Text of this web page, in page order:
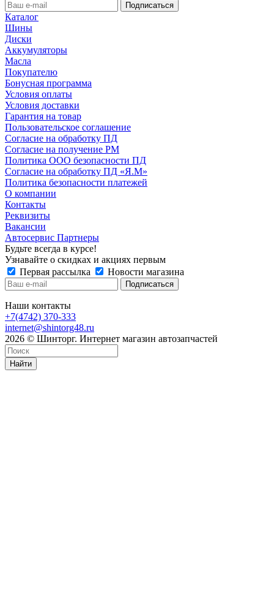
Каталог
Шины
Диски
Аккумуляторы
Масла
Покупателю
Бонусная программа
Условия оплаты
Условия доставки
Гарантия на товар
Пользовательское соглашение
Согласие на обработку ПД
Согласие на получение РМ
Политика ООО безопасности ПД
Согласие на обработку ПД «Я.М»
Политика безопасности платежей
О компании
Контакты
Реквизиты
Вакансии
Автосервис Партнеры
Будьте всегда в курсе!
Узнавайте о скидках и акциях первым
Первая рассылка
Новости магазина
Наши контакты
+7(4742) 370-333
internet@shintorg48.ru
2026 © Шинторг. Интернет магазин автозапчастей
Найти